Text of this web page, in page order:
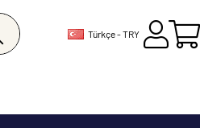
Türkçe - TRY